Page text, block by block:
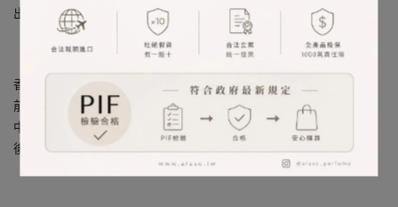
出美麗的火花，創造出經典英倫的全新時尚氣息。
香調：花香調
前調：印蒿
中調：金銀花、玫瑰
後調：苔蘚